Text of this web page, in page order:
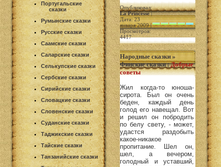
Португальские
сказки
Румынские сказки
Русские сказки
Саамские сказки
Саларские сказки
Селькупские сказки
Сербские сказки
Сирийские сказки
Словацкие сказки
Словенские сказки
Суданские сказки
Таджикские сказки
Тайские сказки
Танзанийские сказки
Опубликовал:
La Princesse|
Дата: 23
января 2009 |
Просмотров:
4417
Народные сказки »
Финские сказки:Добрые
советы
Жил когда-то юноша-
сирота. Был он очень
беден, каждый день
голод его навещал. Вот
и решил он побродить
по белу свету, - может,
удастся раздобыть
какое-никакое
пропитание. Шел он,
шел, а вечером,
голодный и уставший,